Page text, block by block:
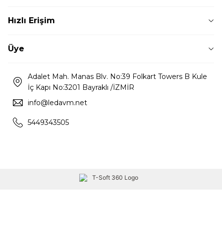
Hızlı Erişim
Üye
Adalet Mah. Manas Blv. No:39 Folkart Towers B Kule
İç Kapı No:3201 Bayraklı /İZMİR
info@ledavm.net
5449343505